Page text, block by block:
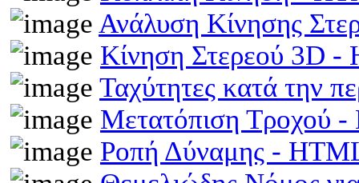
Ανάλυση Κίνησης
Κίνηση Στερεού 3D -
Ταχύτητες κατά την
Μετατόπιση Τροχού
Ροπή Δύναμης -